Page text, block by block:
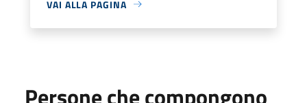
VAI ALLA PAGINA